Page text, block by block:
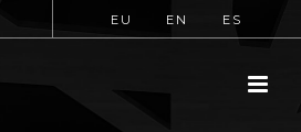
EU EN ES